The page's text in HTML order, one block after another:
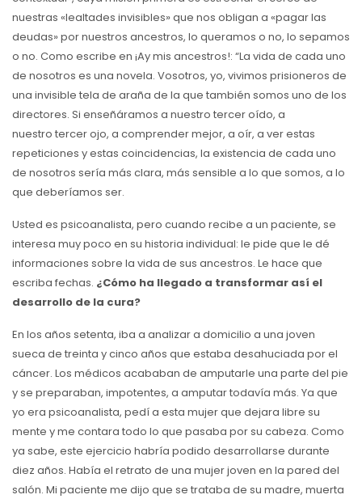
nuestras «lealtades invisibles» que nos obligan a «pagar las
deudas» por nuestros ancestros, lo queramos o no, lo sepamos
o no. Como escribe en ¡Ay mis ancestros!: “La vida de cada uno
de nosotros es una novela. Vosotros, yo, vivimos prisioneros de
una invisible tela de araña de la que también somos uno de los
directores. Si enseñáramos a nuestro tercer oído, a
nuestro tercer ojo, a comprender mejor, a oír, a ver estas
repeticiones y estas coincidencias, la existencia de cada uno
de nosotros sería más clara, más sensible a lo que somos, a lo
que deberíamos ser.
Usted es psicoanalista, pero cuando recibe a un paciente, se
interesa muy poco en su historia individual: le pide que le dé
informaciones sobre la vida de sus ancestros. Le hace que
escriba fechas. ¿Cómo ha llegado a transformar así el
desarrollo de la cura?
En los años setenta, iba a analizar a domicilio a una joven
sueca de treinta y cinco años que estaba desahuciada por el
cáncer. Los médicos acababan de amputarle una parte del pie
y se preparaban, impotentes, a amputar todavía más. Ya que
yo era psicoanalista, pedí a esta mujer que dejara libre su
mente y me contara todo lo que pasaba por su cabeza. Como
ya sabe, este ejercicio habría podido desarrollarse durante
diez años. Había el retrato de una mujer joven en la pared del
salón. Mi paciente me dijo que se trataba de su madre, muerta